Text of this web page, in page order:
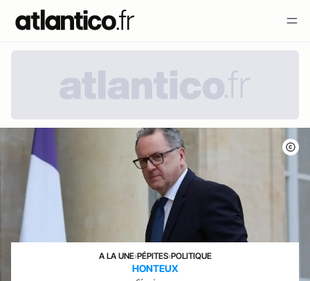
A LA UNE›PÉPITES›POLITIQUE
HONTEUX